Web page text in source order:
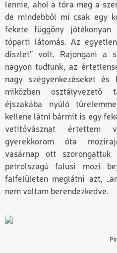
lennie, ahol a tóra meg a
de mindebből mi csak egy
fekete függöny
tóparti látomás. Az
díszlet” volt. Rajongani a
nagyon tudtunk, az
nagy szégyenkezéseket
miközben osztályvezető
éjszakába nyúló
kellene látni bármit is egy
vetítővásznat értettem
gyerekkorom óta
vasárnap ott
petrolszagú falusi mozi
falfelületen meglátni azt,
nem voltam berendezkedve.